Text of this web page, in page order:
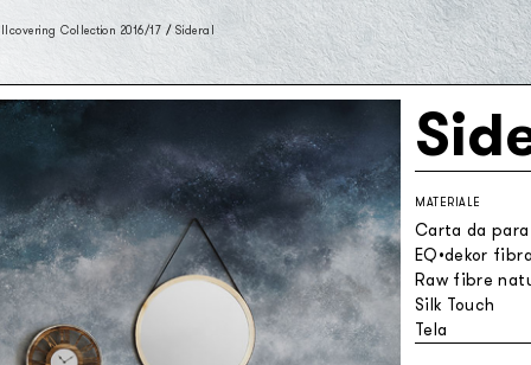
Collection 2016/17 / Sideral
MATERIALE
Carta da
EQ•dekor
Raw fibre
Silk Touch
Tela